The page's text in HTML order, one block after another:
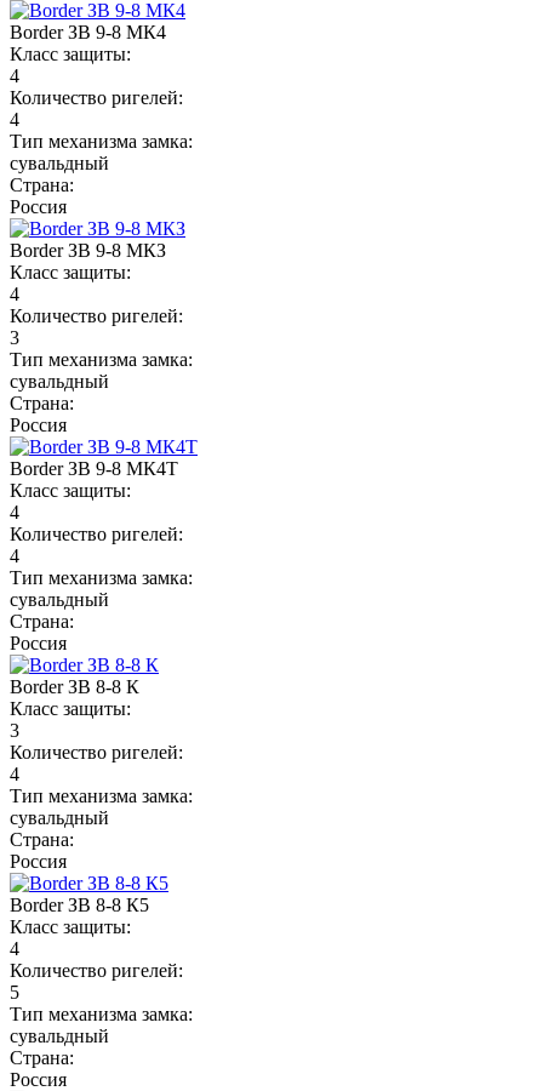
Border ЗВ 9-8 МК4
Класс защиты:
4
Количество ригелей:
4
Тип механизма замка:
сувальдный
Страна:
Россия
Border ЗВ 9-8 МКЗ
Класс защиты:
4
Количество ригелей:
3
Тип механизма замка:
сувальдный
Страна:
Россия
Border ЗВ 9-8 МК4Т
Класс защиты:
4
Количество ригелей:
4
Тип механизма замка:
сувальдный
Страна:
Россия
Border ЗВ 8-8 К
Класс защиты:
3
Количество ригелей:
4
Тип механизма замка:
сувальдный
Страна:
Россия
Border ЗВ 8-8 К5
Класс защиты:
4
Количество ригелей:
5
Тип механизма замка:
сувальдный
Страна:
Россия